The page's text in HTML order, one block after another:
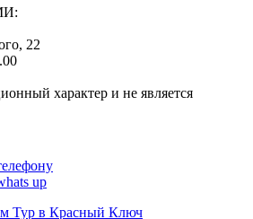
22
характер и не является